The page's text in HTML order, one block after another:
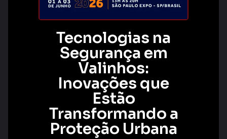
Tecnologias na
Segurança em
Valinhos:
Inovações que
Estão
Transformando a
Proteção Urbana